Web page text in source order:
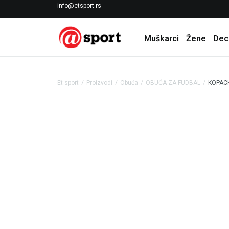
info@etsport.rs
LICENCIRANI CLEARANCE PARTNER ADIDAS
Muškarci Žene
Et sport Proizvodi Obuća OBUĆA ZA FUDBAL